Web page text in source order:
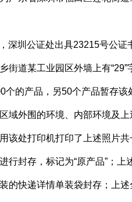
圳公证处出具23215号公证
街道某工业园区外墙上有
个的产品，另50个产品暂存
域外围的环境、内部环境及
该处打印机打印了上述照片
行封存，标记为“原产品”；
的快递详情单装袋封存；上